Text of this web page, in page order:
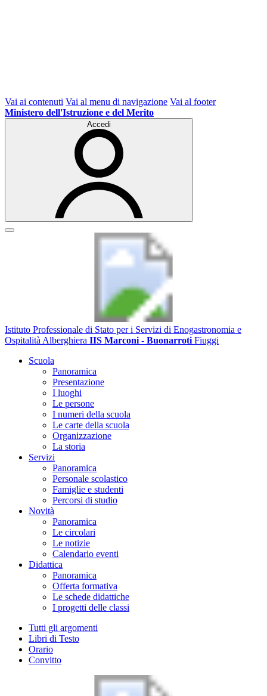
Vai ai contenuti Vai al menu di navigazione Vai al footer
Ministero dell'Istruzione e del Merito
Accedi
Istituto Professionale di Stato per i Servizi di Enogastronomia e
Ospitalità Alberghiera IIS Marconi - Buonarroti Fiuggi
Scuola
Panoramica
Presentazione
I luoghi
Le persone
I numeri della scuola
Le carte della scuola
Organizzazione
La storia
Servizi
Panoramica
Personale scolastico
Famiglie e studenti
Percorsi di studio
Novità
Panoramica
Le circolari
Le notizie
Calendario eventi
Didattica
Panoramica
Offerta formativa
Le schede didattiche
I progetti delle classi
Tutti gli argomenti
Libri di Testo
Orario
Convitto